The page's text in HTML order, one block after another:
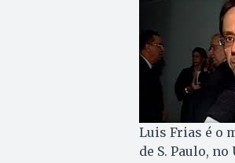
Luis Frias é o
de S. Paulo, no